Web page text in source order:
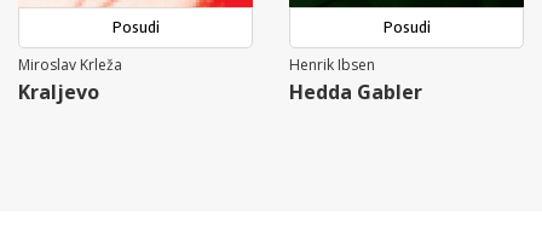
Posudi
Miroslav Krleža
Kraljevo
Posudi
Henrik Ibsen
Hedda Gabler